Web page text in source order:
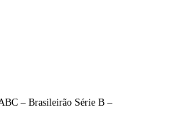
– Brasileirão Série B –